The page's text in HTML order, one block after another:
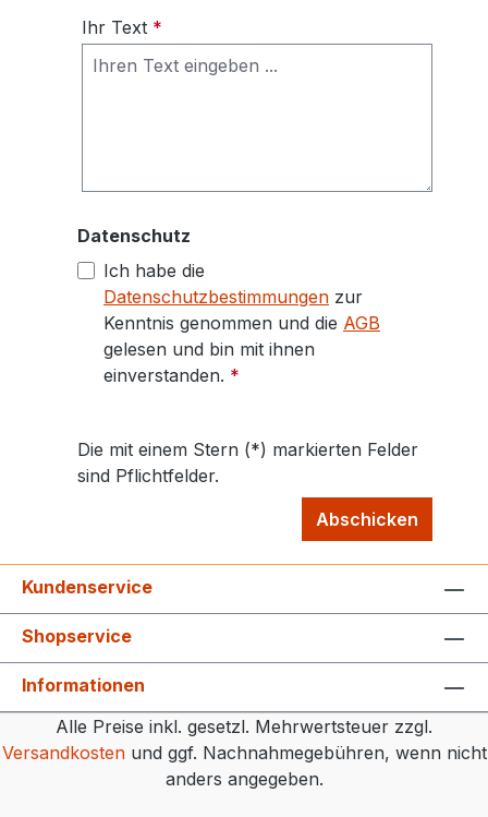
Ihr Text *
Datenschutz
Ich habe die
Datenschutzbestimmungen zur
Kenntnis genommen und die AGB
gelesen und bin mit ihnen
einverstanden. *
Die mit einem Stern (*) markierten Felder
sind Pflichtfelder.
Abschicken
Kundenservice
Shopservice
Informationen
Alle Preise inkl. gesetzl. Mehrwertsteuer zzgl.
Versandkostenund ggf. Nachnahmegebühren, wenn nicht
anders angegeben.